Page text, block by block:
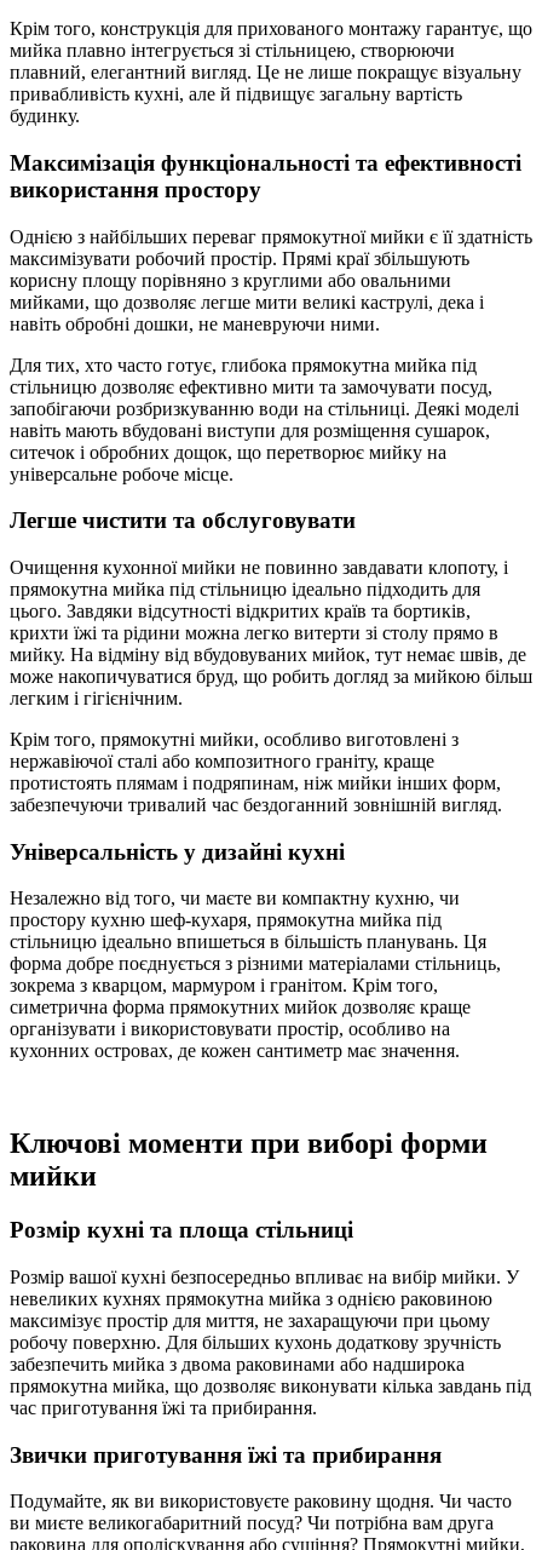
Крім того, конструкція для прихованого монтажу гарантує, що
мийка плавно інтегрується зі стільницею, створюючи
плавний, елегантний вигляд. Це не лише покращує візуальну
привабливість кухні, але й підвищує загальну вартість
будинку.
Максимізація функціональності та ефективності
використання простору
Однією з найбільших переваг прямокутної мийки є її здатність
максимізувати робочий простір. Прямі краї збільшують
корисну площу порівняно з круглими або овальними
мийками, що дозволяє легше мити великі каструлі, дека і
навіть обробні дошки, не маневруючи ними.
Для тих, хто часто готує, глибока прямокутна мийка під
стільницю дозволяє ефективно мити та замочувати посуд,
запобігаючи розбризкуванню води на стільниці. Деякі моделі
навіть мають вбудовані виступи для розміщення сушарок,
ситечок і обробних дощок, що перетворює мийку на
універсальне робоче місце.
Легше чистити та обслуговувати
Очищення кухонної мийки не повинно завдавати клопоту, і
прямокутна мийка під стільницю ідеально підходить для
цього. Завдяки відсутності відкритих країв та бортиків,
крихти їжі та рідини можна легко витерти зі столу прямо в
мийку. На відміну від вбудовуваних мийок, тут немає швів, де
може накопичуватися бруд, що робить догляд за мийкою більш
легким і гігієнічним.
Крім того, прямокутні мийки, особливо виготовлені з
нержавіючої сталі або композитного граніту, краще
протистоять плямам і подряпинам, ніж мийки інших форм,
забезпечуючи тривалий час бездоганний зовнішній вигляд.
Універсальність у дизайні кухні
Незалежно від того, чи маєте ви компактну кухню, чи
простору кухню шеф-кухаря, прямокутна мийка під
стільницю ідеально впишеться в більшість планувань. Ця
форма добре поєднується з різними матеріалами стільниць,
зокрема з кварцом, мармуром і гранітом. Крім того,
симетрична форма прямокутних мийок дозволяє краще
організувати і використовувати простір, особливо на
кухонних островах, де кожен сантиметр має значення.
Ключові моменти при виборі форми
мийки
Розмір кухні та площа стільниці
Розмір вашої кухні безпосередньо впливає на вибір мийки. У
невеликих кухнях прямокутна мийка з однією раковиною
максимізує простір для миття, не захаращуючи при цьому
робочу поверхню. Для більших кухонь додаткову зручність
забезпечить мийка з двома раковинами або надширока
прямокутна мийка, що дозволяє виконувати кілька завдань під
час приготування їжі та прибирання.
Звички приготування їжі та прибирання
Подумайте, як ви використовуєте раковину щодня. Чи часто
ви миєте великогабаритний посуд? Чи потрібна вам друга
раковина для ополіскування або сушіння? Прямокутні мийки,